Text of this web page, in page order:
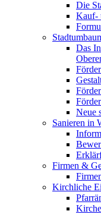
Die
Kauf-
Das
Neue
Sanieren in
Firmen &
Kirchliche